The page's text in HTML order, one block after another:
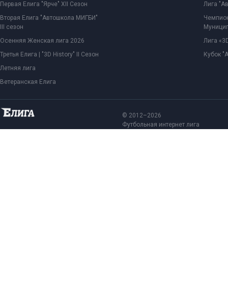
Первая Елига "Ярче" XII Сезон
Вторая Елига "Автошкола МИГБИ"
III сезон
Осенняя Женская лига 2026
Третья Елига | "3D History" II Сезон
Летняя лига
Ветеранская Елига
Лига
Лига
Кубок
© 2012–2026
Футбольная интернет лига